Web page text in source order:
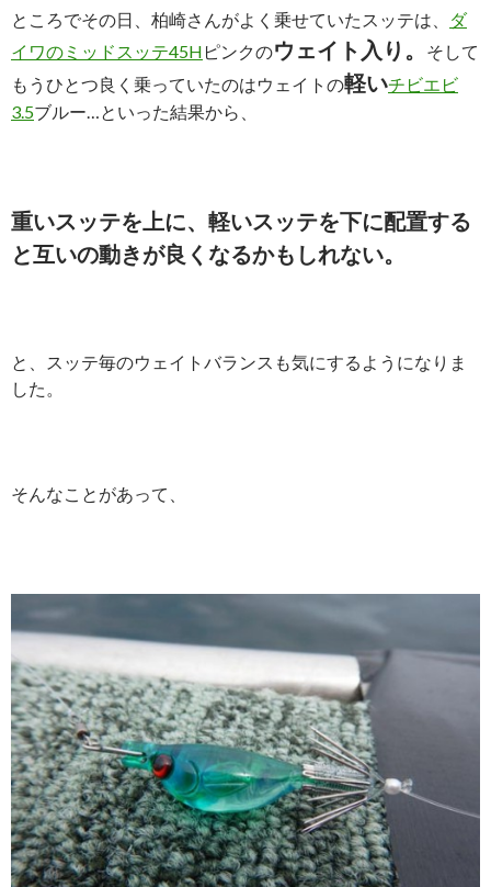
ところでその日、柏崎さんがよく乗せていたスッテは、
ダ
イワのミッドスッテ45H ピンクのウェイト入り。
そして
もうひとつ良く乗っていたのはウェイトの軽いチビエビ
3.5ブルー…といった結果から、
重いスッテを上に、軽いスッテを下に配置する
と互いの動きが良くなるかもしれない。
と、スッテ毎のウェイトバランスも気にするようになりま
した。
そんなことがあって、